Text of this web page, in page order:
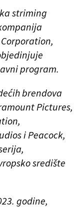
striming
program.
brendova
Pictures,
i Peacock,
središte
godine,